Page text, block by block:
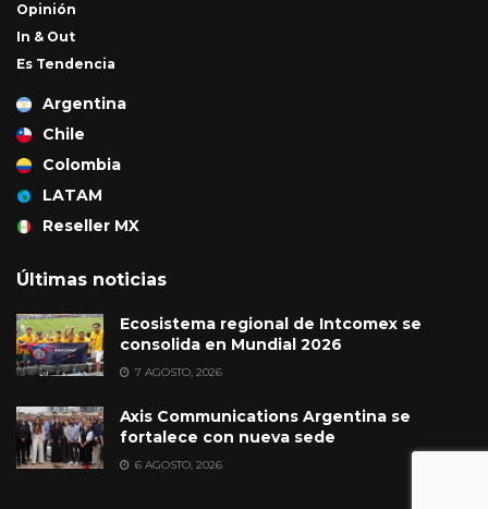
Opinión
In & Out
Es Tendencia
Argentina
Chile
Colombia
LATAM
Reseller MX
Últimas noticias
Ecosistema regional de Intcomex se
consolida en Mundial 2026
7 AGOSTO, 2026
Axis Communications Argentina se
fortalece con nueva sede
6 AGOSTO, 2026